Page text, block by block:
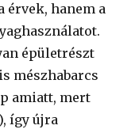
érvek, hanem a
épületrészt
mészhabarcs
amiatt, mert
így újra